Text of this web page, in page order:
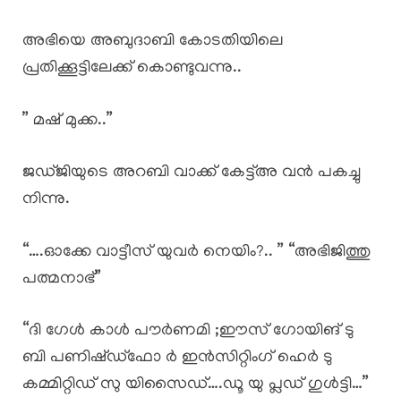
അഭിയെ അബുദാബി കോടതിയിലെ
പ്രതിക്കൂട്ടിലേക്ക് കൊണ്ടുവന്നു..
” മഷ് മുക്ക..”
ജഡ്ജിയുടെ അറബി വാക്ക് കേട്ട്അ വൻ പകച്ചു
നിന്നു.
“….ഓക്കേ വാട്ടീസ് യുവർ നെയിം?.. ” “അഭിജിത്തു
പത്മനാഭ്”
“ദി ഗേൾ കാൾ പൗർണമി ;ഈസ് ഗോയിങ് ടു
ബി പണിഷ്‌ഡ്ഫോ ർ ഇൻസിറ്റിംഗ് ഹെർ ടു
കമ്മിറ്റിഡ് സു യിസൈഡ്….ഡൂ യു പ്ലഡ് ഗുൾട്ടി…”